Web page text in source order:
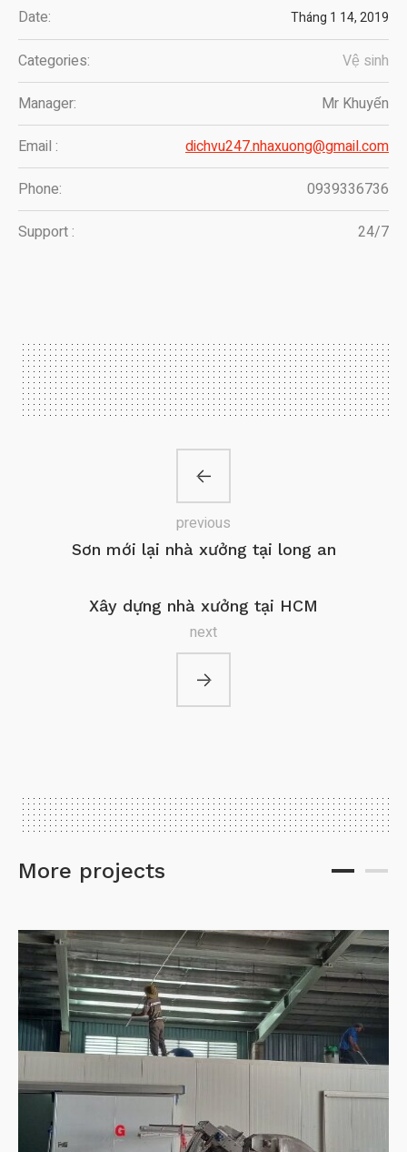
Date: Tháng 1 14, 2019
Categories:
Vệ sinh
Manager:
Mr Khuyến
Email :
dichvu247.nhaxuong@gmail.com
Phone:
0939336736
Support :
24/7
Sơn mới lại nhà xưởng tại long an
previous
Xây dựng nhà xưởng tại HCM
next
More projects